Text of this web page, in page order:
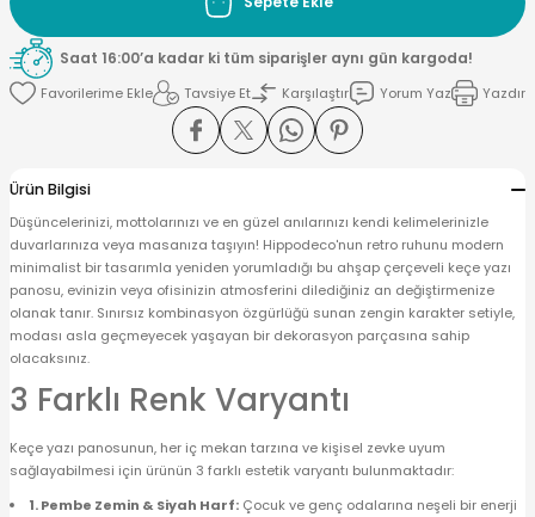
Saat 16:00’a kadar ki tüm siparişler aynı gün kargoda!
Tavsiye Et
Karşılaştır Yorum Yaz Yazdır
Ürün Bilgisi
Düşüncelerinizi, mottolarınızı ve en güzel anılarınızı kendi kelimelerinizle
duvarlarınıza veya masanıza taşıyın! Hippodeco'nun retro ruhunu modern
minimalist bir tasarımla yeniden yorumladığı bu ahşap çerçeveli keçe yazı
panosu, evinizin veya ofisinizin atmosferini dilediğiniz an değiştirmenize
olanak tanır. Sınırsız kombinasyon özgürlüğü sunan zengin karakter setiyle,
modası asla geçmeyecek yaşayan bir dekorasyon parçasına sahip
olacaksınız.
3 Farklı Renk Varyantı
Keçe yazı panosunun, her iç mekan tarzına ve kişisel zevke uyum
sağlayabilmesi için ürünün 3 farklı estetik varyantı bulunmaktadır:
1. Pembe Zemin & Siyah Harf: Çocuk ve genç odalarına neşeli bir enerji